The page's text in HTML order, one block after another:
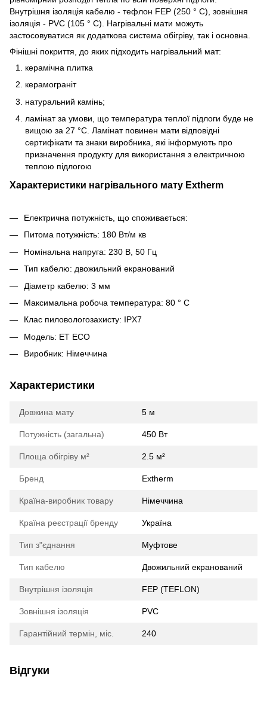
Внутрішня ізоляція кабелю - тефлон FEP (250 ° C), зовнішня
ізоляція - PVC (105 ° C). Нагрівальні мати можуть
застосовуватися як додаткова система обігріву, так і основна.
Фінішні покриття, до яких підходить нагрівальний мат:
керамічна плитка
керамограніт
натуральний камінь;
ламінат за умови, що температура теплої підлоги буде не
вищою за 27 °C. Ламінат повинен мати відповідні
сертифікати та знаки виробника, які інформують про
призначення продукту для використання з електричною
теплою підлогою
Характеристики нагрівального мату Extherm
Електрична потужність, що споживається:
Питома потужність: 180 Вт/м кв
Номінальна напруга: 230 В, 50 Гц
Тип кабелю: двожильний екранований
Діаметр кабелю: 3 мм
Максимальна робоча температура: 80 ° С
Клас пиловологозахисту: IPX7
Модель: ET ECO
Виробник: Німеччина
Характеристики
Довжина мату 5 м
Потужність (загальна) 450 Вт
Площа обігріву м² 2.5 м²
Бренд Extherm
Країна-виробник товару Німеччина
Країна реєстрації бренду Україна
Тип з"єднання Муфтове
Тип кабелю Двожильний екранований
Внутрішня ізоляція FEP (TEFLON)
Зовнішня ізоляція PVC
Гарантійний термін, міс. 240
Відгуки